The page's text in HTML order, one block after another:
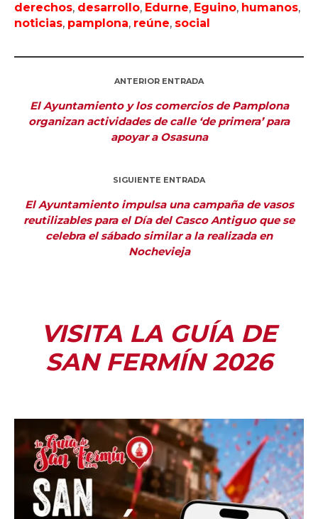
derechos, desarrollo, Edurne, Eguino, humanos,
noticias, pamplona, reúne, social
ANTERIOR ENTRADA
El Ayuntamiento y los comercios de Pamplona
organizan actividades de calle ‘de primera’ para
apoyar a Osasuna
SIGUIENTE ENTRADA
El Ayuntamiento impulsa una campaña de vasos
reutilizables para el Día del Casco Antiguo que se
celebra el sábado similar a la realizada en
Nochevieja
VISITA LA GUÍA DE
SAN FERMÍN 2026